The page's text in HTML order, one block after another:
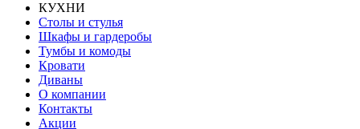
КУХНИ
Столы и стулья
Шкафы и гардеробы
Тумбы и комоды
Кровати
Диваны
О компании
Контакты
Акции